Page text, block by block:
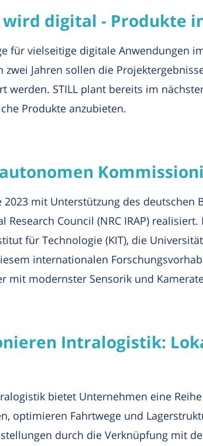
digital - Produkte
für vielseitige digitale Anwendungen
Jahren sollen die
STILL plant bereits im
Produkte anzubieten.
2023 mit Unterstützung des
Council (NRC IRAP)
für Technologie (KIT), die
internationalen
mit modernster Sensorik und
Intralogistik:
bietet Unternehmen eine
optimieren Fahrtwege und
durch die Verknüpfung mit